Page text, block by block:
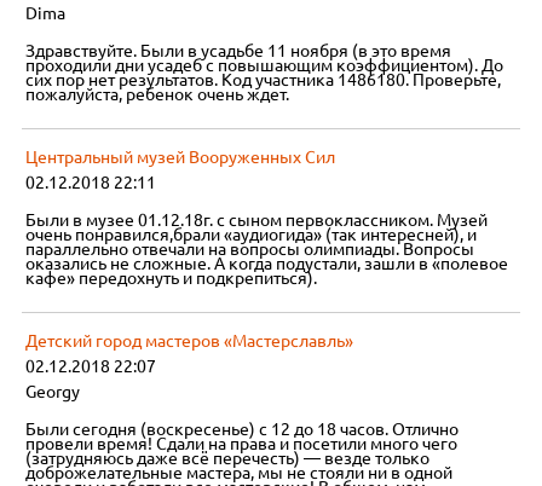
Dima
Здравствуйте. Были в усадьбе 11 ноября (в это время
проходили дни усадеб с повышающим коэффициентом). До
сих пор нет результатов. Код участника 1486180. Проверьте,
пожалуйста, ребенок очень ждет.
Центральный музей Вооруженных Сил
02.12.2018 22:11
Были в музее 01.12.18г. с сыном первоклассником. Музей
очень понравился,брали «аудиогида» (так интересней), и
параллельно отвечали на вопросы олимпиады. Вопросы
оказались не сложные. А когда подустали, зашли в «полевое
кафе» передохнуть и подкрепиться).
Детский город мастеров «Мастерславль»
02.12.2018 22:07
Georgy
Были сегодня (воскресенье) с 12 до 18 часов. Отлично
провели время! Сдали на права и посетили много чего
(затрудняюсь даже всё перечесть) — везде только
доброжелательные мастера, мы не стояли ни в одной